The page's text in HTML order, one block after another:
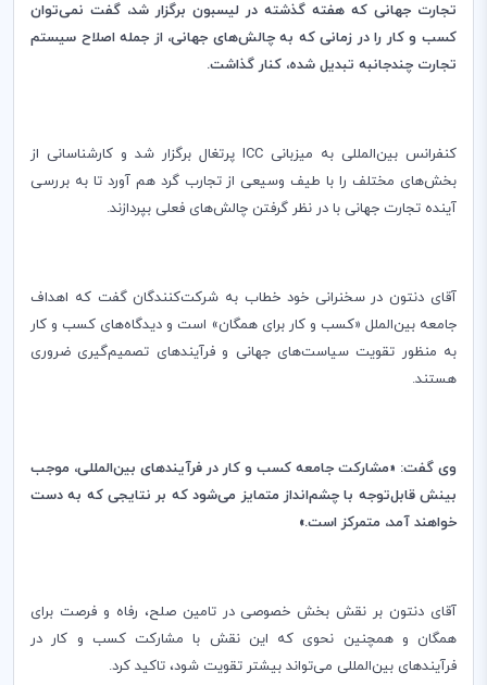
تجارت جهانی که هفته گذشته در لیسبون برگزار شد، گفت نمی‌توان
کسب و کار را در زمانی که به چالش‌های جهانی، از جمله اصلاح سیستم
تجارت چندجانبه تبدیل شده، کنار گذاشت.
کنفرانس بین‌المللی به میزبانی ICC پرتغال برگزار شد و کارشناسانی از
بخش‌های مختلف را با طیف وسیعی از تجارب گرد هم آورد تا به بررسی
آینده تجارت جهانی با در نظر گرفتن چالش‌های فعلی بپردازند.
آقای دنتون در سخنرانی خود خطاب به شرکت‌کنندگان گفت که اهداف
جامعه بین‌الملل «کسب و کار برای همگان» است و دیدگاه‌های کسب و کار
به منظور تقویت سیاست‌های جهانی و فرآیندهای تصمیم‌گیری ضروری
هستند.
وی گفت: «مشارکت جامعه کسب و کار در فرآیندهای بین‌المللی، موجب
بینش قابل‌توجه با چشم‌انداز متمایز می‌شود که بر نتایجی که به دست
خواهند آمد، متمرکز است.»
آقای دنتون بر نقش بخش خصوصی در تامین صلح، رفاه و فرصت برای
همگان و همچنین نحوی که این نقش با مشارکت کسب و کار در
فرآیندهای بین‌المللی می‌تواند بیشتر تقویت شود، تاکید کرد.